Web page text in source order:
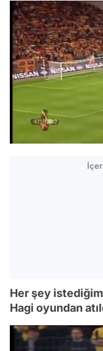
Her şey
Hagi oyundan